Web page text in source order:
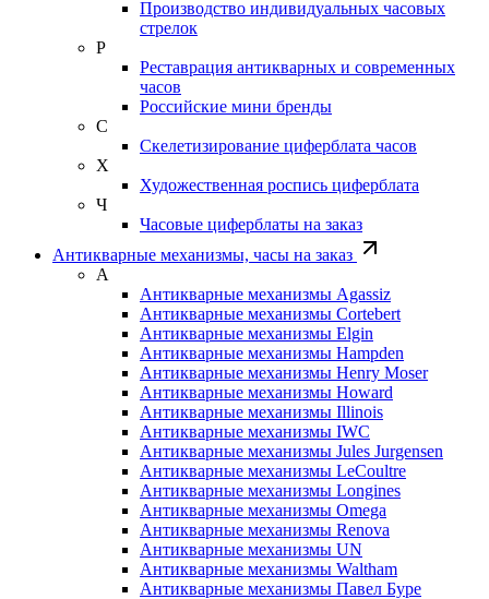
Производство индивидуальных часовых
стрелок
Р
Реставрация антикварных и современных
часов
Российские мини бренды
С
Скелетизирование циферблата часов
Х
Художественная роспись циферблата
Ч
Часовые циферблаты на заказ
Антикварные механизмы, часы на заказ
А
Антикварные механизмы Agassiz
Антикварные механизмы Cortebert
Антикварные механизмы Elgin
Антикварные механизмы Hampden
Антикварные механизмы Henry Moser
Антикварные механизмы Howard
Антикварные механизмы Illinois
Антикварные механизмы IWC
Антикварные механизмы Jules Jurgensen
Антикварные механизмы LeCoultre
Антикварные механизмы Longines
Антикварные механизмы Omega
Антикварные механизмы Renova
Антикварные механизмы UN
Антикварные механизмы Waltham
Антикварные механизмы Павел Буре